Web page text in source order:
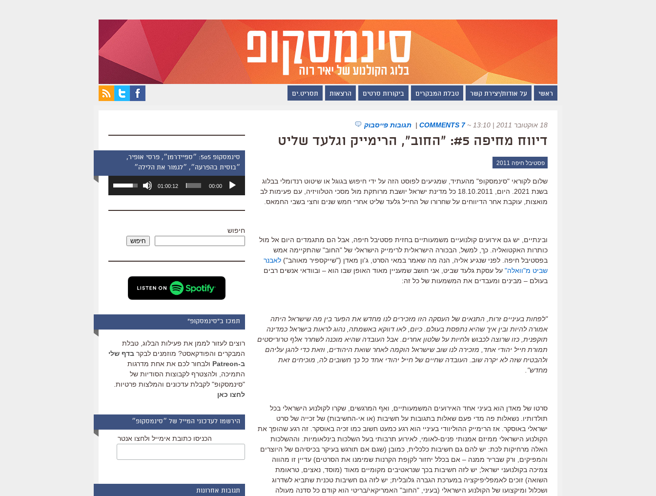
ראשי על אודות/יצירת קשר טבלת המבקרים ביקורות סרטים הרצאות תסריט.ים
18 אוקטובר 2011 | 13:10 ~
7 COMMENTS
| תגובות פייסבוק
דיווח מחיפה #5: "החוב", הרימייק וגלעד שליט
פסטיבל חיפה 2011
שלום לקוראי "סינמסקופ" מהעתיד, שמגיעים לפוסט הזה על ידי חיפוש בגוגל או שיטוט רנדומלי בבלוג
בשנת 2021. היום, 18.10.2011 כל מדינת ישראל יושבת מרותקת מול מסכי הטלוויזיה, עם פעימות לב
מואצות, עוקבת אחר הדיווחים על שחרורו של החייל גלעד שליט אחרי חמש שנים וחצי בשבי החמאס.
ובינתיים, יש גם אירועים קולנועיים משמעותיים בחזית פסטיבל חיפה, אבל הם מתגמדים היום אל מול
כותרות האקטואליה. כך, למשל, הבכורה הישראלית לרימייק הישראלי של "החוב" שהתקיימה אמש
בפסטיבל חיפה. לפני שנגיע אליה, הנה מה שאמר במאי הסרט, ג'ון מאדן ("שייקספיר מאוהב") לאבנר
שביט מ"וואלה" על עסקת גלעד שביט, אני חושב שמעניין מאוד האופן שבו הוא – ובוודאי אנשים רבים
בעולם – מבינים ומעבדים את המשמעות של כל זה:
"לפחות בעיניים זרות, התנאים של העסקה הזו מזכירים לנו מחדש את הפער בין מה שישראל היתה
אמורה להיות ובין איך שהיא נתפסת בעולם. כיום, לאו דווקא באשמתה, נהוג לראות בישראל כמדינה
תוקפנית, כזו שרוצה לכבוש ולחיות על שלטון אחרים. אבל העובדה שהיא מוכנה לשחרר אלף טרוריסטים
תמורת חייל יהודי אחד, מזכירה לנו שוב שישראל הוקמה לאחר שואת היהודים, וזאת כדי להגן עליהם
ולהבטיח שזה לא יקרה שוב. העובדה שחיים של חייל יהודי אחד כל כך חשובים לה, מוכיחים זאת
מחדש".
סרטו של מאדן הוא בעיני אחד האירועים המשמעותיים, ואף המרגשים, שקרו לקולנוע הישראלי בכל
תולדותיו. נשאלות פה מדי פעם שאלות בתגובות על חשיבות (או אי-החשיבות) של זכייה של סרט
ישראלי באוסקר. אז הרימייק ההוליוודי בעיניי הוא רגע כמעט חשוב כמו זכיה באוסקר. זה רגע שהופך את
הקולנוע הישראלי ממיזם אמנותי פנים-לאומי, לאירוע תרבותי בעל השלכות בינלאומיות. וההשלכות
האלה מרחיקות לכת: יש להם גם חשיבות כלכלית, כמובן (שגם אם תורגש בעיקר בכיסיהם של היוצרים
והמפיקים, ורק שבריר ממנה – אם בכלל יחזור לקןפת הקרנות שמימנו את הסרטים) עדיין זו מהווה
צמיכה בקולנועני ישראל; יש לזה חשיבות בכך שנראטיבים מקומיים מאוד (מוסד, נאצים, טראומת
השואה) זוכים לאמפליפיקציה במערכת הגברה גלובלית; יש לזה גם חשיבות טכנית שתביא לשדרוג
ושכלול ומיקצועו של הקולנוע הישראלי (בעיני, "החוב" האמריקאי/בריטי הוא קודם כל סדנה מעולה
סינמסקופ 505: ״ספיידרמן״, פרסי אופיר,
״בוסית בהפרעה״, ״לגמור את הלילה״
אודיו
00:00
01:00:12
השתמש
כדי
שמע.
חיפוש
חיפוש
תמכו ב"סינמסקופ"
רוצים לעזור לממן את פעילות הבלוג, טבלת
המבקרים והפודקאסט? מוזמנים לבקר בדף שלי
ב-Patreon
ולבחור לכם את אחת מדרגות
התמיכה, ולהצטרף לקבוצות הסודיות של
"סינמסקופ" לקבלת עדכונים והמלצות פרטיות.
לחצו כאן
הירשמו לעדכוני המייל של ״סינמסקופ״
הכניסו כתובת אימייל ולחצו אנטר
תגובות אחרונות